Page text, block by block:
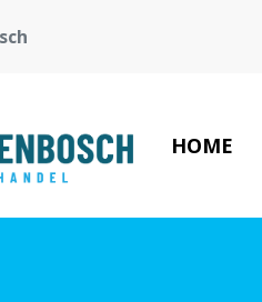
HOME